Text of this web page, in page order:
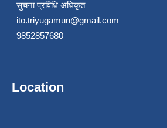
सुचना प्रविधि अधिकृत
ito.triyugamun@gmail.com
9852857680
Location